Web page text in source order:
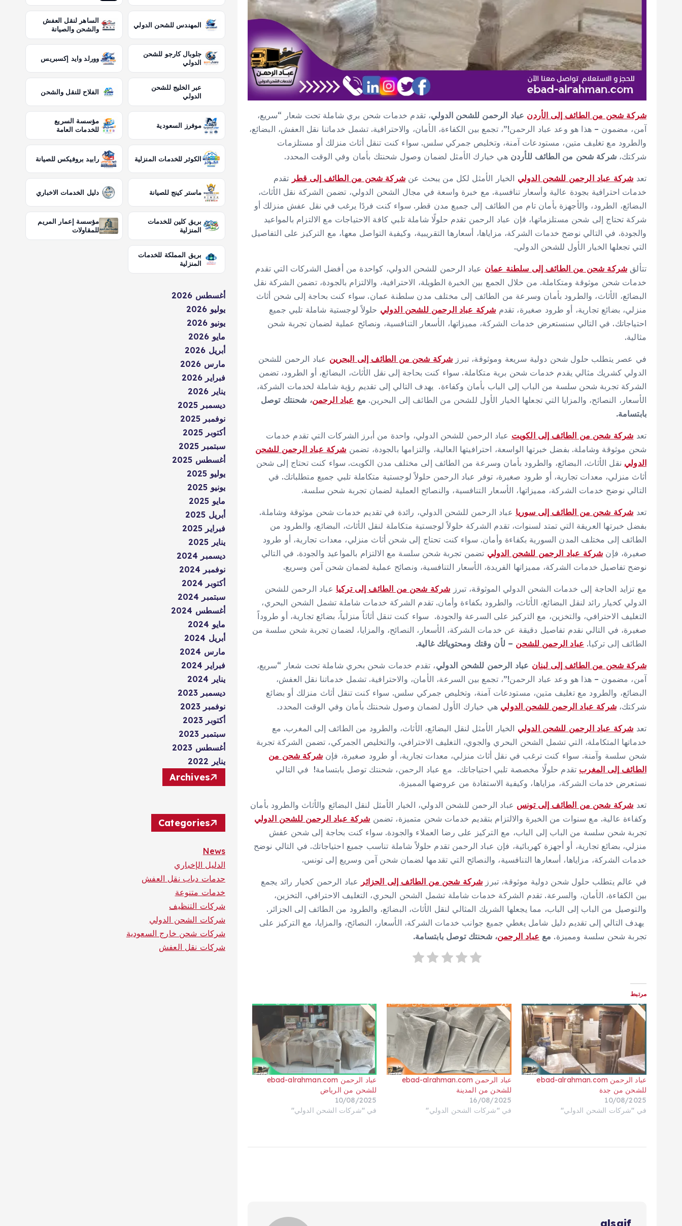
شركة شحن من الطائف إلى الأردن عباد الرحمن للشحن الدولي، تقدم خدمات شحن بري شاملة تحت شعار “سريع،
آمن، مضمون – هذا هو وعد عباد الرحمن!”، تجمع بين الكفاءة، الأمان، والاحترافية. تشمل خدماتنا نقل العفش، البضائع،
والطرود مع تغليف متين، مستودعات آمنة، وتخليص جمركي سلس. سواء كنت تنقل أثاث منزلك أو مستلزمات
شركتك،شركة شحن من الطائف للأردن هي خيارك الأمثل لضمان وصول شحنتك بأمان وفي الوقت المحدد.
تعد شركة عباد الرحمن للشحن الدولي الخيار الأمثل لكل من يبحث عنشركة شحن من الطائف إلى قطر تقدم
خدمات احترافية بجودة عالية وأسعار تنافسية. مع خبرة واسعة في مجال الشحن الدولي، تضمن الشركة نقل الأثاث،
البضائع، الطرود، والأجهزة بأمان تام من الطائف إلى جميع مدن قطر. سواء كنت فردًا يرغب في نقل عفش منزلك أو
شركة تحتاج إلى شحن مستلزماتها، فإن عباد الرحمن تقدم حلولًا شاملة تلبي كافة الاحتياجات مع الالتزام بالمواعيد
والجودة. في التالي نوضح خدمات الشركة، مزاياها، أسعارها التقريبية، وكيفية التواصل معها، مع التركيز على التفاصيل
التي تجعلها الخيار الأول للشحن الدولي.
تتألق شركة شحن من الطائف إلى سلطنة عمان عباد الرحمن للشحن الدولي، كواحدة من أفضل الشركات التي تقدم
خدمات شحن موثوقة ومتكاملة. من خلال الجمع بين الخبرة الطويلة، الاحترافية، والالتزام بالجودة، تضمن الشركة نقل
البضائع، الأثاث، والطرود بأمان وسرعة من الطائف إلى مختلف مدن سلطنة عمان. سواء كنت بحاجة إلى شحن أثاث
منزلي، بضائع تجارية، أو طرود صغيرة، تقدم شركة عباد الرحمن للشحن الدولي حلولاً لوجستية شاملة تلبي جميع
احتياجاتك. في التالي سنستعرض خدمات الشركة، مميزاتها، الأسعار التنافسية، ونصائح عملية لضمان تجربة شحن
مثالية.
في عصر يتطلب حلول شحن دولية سريعة وموثوقة، تبرز شركة شحن من الطائف إلى البحرين عباد الرحمن للشحن
الدولي كشريك مثالي يقدم خدمات شحن برية متكاملة. سواء كنت بحاجة إلى نقل الأثاث، البضائع، أو الطرود، تضمن
الشركة تجربة شحن سلسة من الباب إلى الباب بأمان وكفاءة. يهدف التالي إلى تقديم رؤية شاملة لخدمات الشركة،
الأسعار، النصائح، والمزايا التي تجعلها الخيار الأول للشحن من الطائف إلى البحرين. مع عباد الرحمن، شحنتك توصل
بابتسامة.
تعد شركة شحن من الطائف إلى الكويت عباد الرحمن للشحن الدولي، واحدة من أبرز الشركات التي تقدم خدمات
شحن موثوقة وشاملة. بفضل خبرتها الواسعة، احترافيتها العالية، والتزامها بالجودة، تضمن شركة عباد الرحمن للشحن
الدولي نقل الأثاث، البضائع، والطرود بأمان وسرعة من الطائف إلى مختلف مدن الكويت. سواء كنت تحتاج إلى شحن
أثاث منزلي، معدات تجارية، أو طرود صغيرة، توفر عباد الرحمن حلولاً لوجستية متكاملة تلبي جميع متطلباتك. في
التالي نوضح خدمات الشركة، مميزاتها، الأسعار التنافسية، والنصائح العملية لضمان تجربة شحن سلسة.
تعد شركة شحن من الطائف إلى سوريا عباد الرحمن للشحن الدولي، رائدة في تقديم خدمات شحن موثوقة وشاملة.
بفضل خبرتها العريقة التي تمتد لسنوات، تقدم الشركة حلولاً لوجستية متكاملة لنقل الأثاث، البضائع، والطرود من
الطائف إلى مختلف المدن السورية بكفاءة وأمان. سواء كنت تحتاج إلى شحن أثاث منزلي، معدات تجارية، أو طرود
صغيرة، فإن شركة عباد الرحمن للشحن الدولي تضمن تجربة شحن سلسة مع الالتزام بالمواعيد والجودة. في التالي
نوضح تفاصيل خدمات الشركة، مميزاتها الفريدة، الأسعار التنافسية، ونصائح عملية لضمان شحن آمن وسريع.
مع تزايد الحاجة إلى خدمات الشحن الدولي الموثوقة، تبرز شركة شحن من الطائف إلى تركيا عباد الرحمن للشحن
الدولي كخيار رائد لنقل البضائع، الأثاث، والطرود بكفاءة وأمان. تقدم الشركة خدمات شاملة تشمل الشحن البحري،
التغليف الاحترافي، والتخزين، مع التركيز على السرعة والجودة. سواء كنت تنقل أثاثاً منزلياً، بضائع تجارية، أو طروداً
صغيرة، في التالي نقدم تفاصيل دقيقة عن خدمات الشركة، الأسعار، النصائح، والمزايا، لضمان تجربة شحن سلسة من
الطائف إلى تركيا. عباد الرحمن للشحن – لأن وقتك ومحتوياتك غالية.
شركة شحن من الطائف إلى لبنان عباد الرحمن للشحن الدولي، تقدم خدمات شحن بحري شاملة تحت شعار “سريع،
آمن، مضمون – هذا هو وعد عباد الرحمن!”، تجمع بين السرعة، الأمان، والاحترافية. تشمل خدماتنا نقل العفش،
البضائع، والطرود مع تغليف متين، مستودعات آمنة، وتخليص جمركي سلس. سواء كنت تنقل أثاث منزلك أو بضائع
شركتك،شركة عباد الرحمن للشحن الدولي هي خيارك الأول لضمان وصول شحنتك بأمان وفي الوقت المحدد.
تعد شركة عباد الرحمن للشحن الدولي الخيار الأمثل لنقل البضائع، الأثاث، والطرود من الطائف إلى المغرب. مع
خدماتها المتكاملة، التي تشمل الشحن البحري والجوي، التغليف الاحترافي، والتخليص الجمركي، تضمن الشركة تجربة
شحن سلسة وآمنة. سواء كنت ترغب في نقل أثاث منزلي، معدات تجارية، أو طرود صغيرة، فإنشركة شحن من
الطائف إلى المغرب تقدم حلولًا مخصصة تلبي احتياجاتك. مع عباد الرحمن، شحنتك توصل بابتسامة! في التالي
نستعرض خدمات الشركة، مزاياها، وكيفية الاستفادة من عروضها المميزة.
تعد شركة شحن من الطائف إلى تونس عباد الرحمن للشحن الدولي، الخيار الأمثل لنقل البضائع والأثاث والطرود بأمان
وكفاءة عالية. مع سنوات من الخبرة والالتزام بتقديم خدمات شحن متميزة، تضمن شركة عباد الرحمن للشحن الدولي
تجربة شحن سلسة من الباب إلى الباب، مع التركيز على رضا العملاء والجودة. سواء كنت بحاجة إلى شحن عفش
منزلي، بضائع تجارية، أو أجهزة كهربائية، فإن عباد الرحمن تقدم حلولاً شاملة تناسب جميع احتياجاتك. في التالي نوضح
خدمات الشركة، مزاياها، أسعارها التنافسية، والنصائح التي تقدمها لضمان شحن آمن وسريع إلى تونس.
في عالم يتطلب حلول شحن دولية موثوقة، تبرز شركة شحن من الطائف إلى الجزائر عباد الرحمن كخيار رائد يجمع
بين الكفاءة، الأمان، والسرعة. تقدم الشركة خدمات شاملة تشمل الشحن البحري، التغليف الاحترافي، التخزين،
والتوصيل من الباب إلى الباب، مما يجعلها الشريك المثالي لنقل الأثاث، البضائع، والطرود من الطائف إلى الجزائر.
يهدف التالي إلى تقديم دليل شامل يغطي جميع جوانب خدمات الشركة، الأسعار، النصائح، والمزايا، مع التركيز على
تجربة شحن سلسة ومميزة. مع عباد الرحمن، شحنتك توصل بابتسامة.
مرتبط
عباد الرحمن ebad-alrahman.com
للشحن من جدة
10/08/2025
في "شركات الشحن الدولي"
عباد الرحمن ebad-alrahman.com
للشحن من المدينة
16/08/2025
في "شركات الشحن الدولي"
عباد الرحمن ebad-alrahman.com
للشحن من الرياض
10/08/2025
في "شركات الشحن الدولي"
alsaif
المهندس للشحن الدولي
الساهر لنقل العفش
والشحن والصيانة
جلوبال كارجو للشحن
الدولي
وورلد وايد إكسبريس
عبر الخليج للشحن
الدولي
الفلاح للنقل والشحن
موفرز السعودية
مؤسسة السريع
للخدمات العامة
الكوثر للخدمات المنزلية رابيد بروفيكس للصيانة
ماستر كينج للصيانة دليل الخدمات الاخباري
بريق كلين للخدمات
المنزلية
مؤسسة إعمار المريم
للمقاولات
بريق المملكة للخدمات
المنزلية
أغسطس 2026
يوليو 2026
يونيو 2026
مايو 2026
أبريل 2026
مارس 2026
فبراير 2026
يناير 2026
ديسمبر 2025
نوفمبر 2025
أكتوبر 2025
سبتمبر 2025
أغسطس 2025
يوليو 2025
يونيو 2025
مايو 2025
أبريل 2025
فبراير 2025
يناير 2025
ديسمبر 2024
نوفمبر 2024
أكتوبر 2024
سبتمبر 2024
أغسطس 2024
مايو 2024
أبريل 2024
مارس 2024
فبراير 2024
يناير 2024
ديسمبر 2023
نوفمبر 2023
أكتوبر 2023
سبتمبر 2023
أغسطس 2023
يناير 2022
Archives
Categories
News
الدليل الإخباري
حدمات دباب نقل العفش
خدمات متنوعة
شركات التنظيف
شركات الشحن الدولي
شركات شحن خارج السعودية
شركات نقل العفش